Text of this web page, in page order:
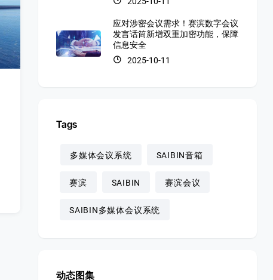
应对涉密会议需求！赛滨数字会议
发言话筒新增双重加密功能，保障
信息安全
2025-10-11
Tags
多媒体会议系统 SAIBIN音箱
赛滨 SAIBIN 赛滨会议
SAIBIN多媒体会议系统
动态图集